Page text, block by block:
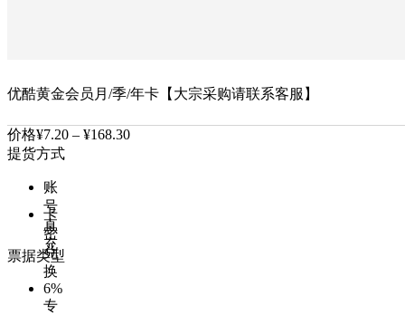
优酷黄金会员月/季/年卡【大宗采购请联系客服】
价格¥7.20 – ¥168.30
提货方式
账
号
直
充
卡
密
兑
换
票据类型
6%
专